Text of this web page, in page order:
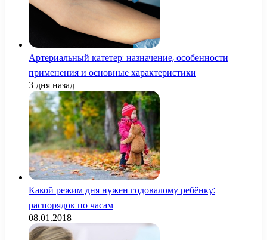
Артериальный катетер: назначение, особенности
применения и основные характеристики
3 дня назад
Какой режим дня нужен годовалому ребёнку:
распорядок по часам
08.01.2018